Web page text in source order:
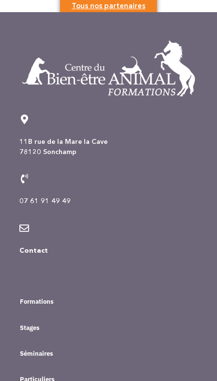
Tous nos partenaires
11B rue de la Mare la Cave
78120 Sonchamp
07 61 91 49 49
Contact
Formations
Stages
Séminaires